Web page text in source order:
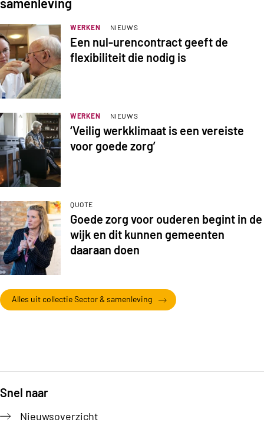
WERKEN NIEUWS
Een nul-urencontract geeft de
flexibiliteit die nodig is
WERKEN NIEUWS
‘Veilig werkklimaat is een vereiste
voor goede zorg’
QUOTE
Goede zorg voor ouderen begint in de
wijk en dit kunnen gemeenten
daaraan doen
Alles uit collectie Sector & samenleving
Snel naar
Nieuwsoverzicht